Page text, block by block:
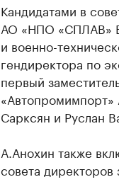
Кандидатами в
АО «НПО «СПЛАВ»
и военно-
гендиректора по
первый
Сарксян и Руслан
А.Анохин также
совета директоров